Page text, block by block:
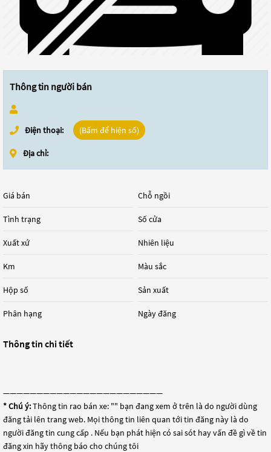
Thông tin người bán
Điện thoại: (Bấm để hiện số)
Địa chỉ:
Giá bán
Tình trạng
Xuất xứ
Km
Hộp số
Phân hạng
Chỗ ngồi
Số cửa
Nhiên liệu
Màu sắc
Sản xuất
Ngày đăng
Thông tin chi tiết
————————————————————————
* Chú ý:Thông tin rao bán xe: "" bạn đang xem ở trên là do người dùng
đăng tải lên trang web. Mọi thông tin liên quan tới tin đăng này là do
người đăng tin cung cấp . Nếu bạn phát hiện có sai sót hay vấn đề gì về tin
đăng xin hãy thông báo cho chúng tôi